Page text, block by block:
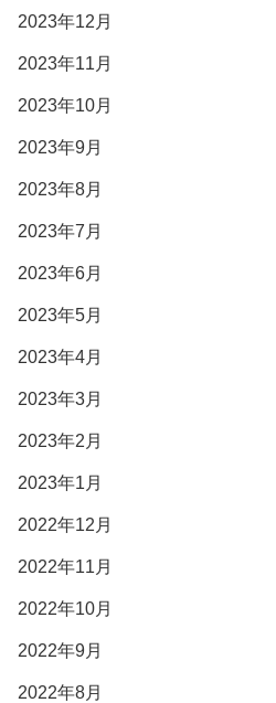
2023年12月
2023年11月
2023年10月
2023年9月
2023年8月
2023年7月
2023年6月
2023年5月
2023年4月
2023年3月
2023年2月
2023年1月
2022年12月
2022年11月
2022年10月
2022年9月
2022年8月